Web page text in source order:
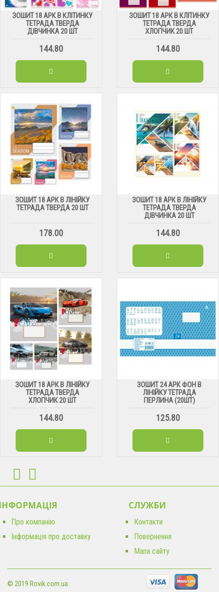
ЗОШИТ 18 АРК В КЛІТИНКУ
ТЕТРАДА ТВЕРДА
ДІВЧИНКА 20 ШТ
144.80
ЗОШИТ 18 АРК В КЛІТИНКУ
ТЕТРАДА ТВЕРДА
ХЛОПЧИК 20 ШТ
144.80
ЗОШИТ 18 АРК В ЛІНІЙКУ
ТЕТРАДА ТВЕРДА 20 ШТ
178.00
ЗОШИТ 18 АРК В ЛІНІЙКУ
ТЕТРАДА ТВЕРДА
ДІВЧИНКА 20 ШТ
144.80
ЗОШИТ 18 АРК В ЛІНІЙКУ
ТЕТРАДА ТВЕРДА
ХЛОПЧИК 20 ШТ
144.80
ЗОШИТ 24 АРК ФОН В
ЛІНІЙКУ ТЕТРАДА
ПЕРЛИНА (20ШТ)
125.80
Про компанію
Інформація про доставку
CЛУЖБИ
Контакти
Повернення
Мапа сайту
© 2019 Rovik.com.ua